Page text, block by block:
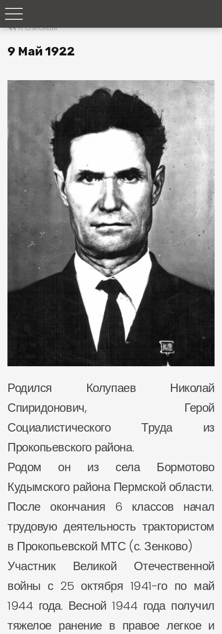
К спискам
9 Май 1922
Родился Колупаев Николай
Спиридонович, Герой
Социалистического Труда из
Прокопьевского района.
Родом он из села Бормотово
Кудымского района Пермской области.
После окончания 6 классов начал
трудовую деятельность трактористом
в Прокопьевской МТС (с. Зенково)
Участник Великой Отечественной
войны с 25 октября 1941-го по май
1944 года. Весной 1944 года получил
тяжелое ранение в правое легкое и